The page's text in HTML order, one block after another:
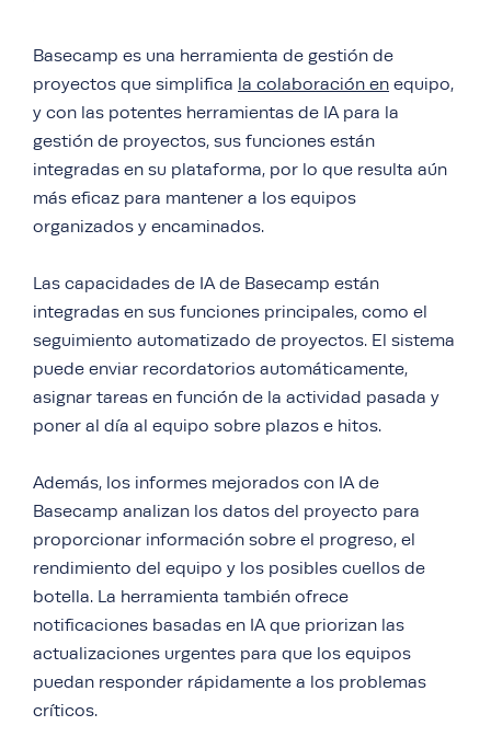
Basecamp es una herramienta de gestión de
proyectos que simplifica la colaboración en equipo,
y con las potentes herramientas de IA para la
gestión de proyectos, sus funciones están
integradas en su plataforma, por lo que resulta aún
más eficaz para mantener a los equipos
organizados y encaminados.
Las capacidades de IA de Basecamp están
integradas en sus funciones principales, como el
seguimiento automatizado de proyectos. El sistema
puede enviar recordatorios automáticamente,
asignar tareas en función de la actividad pasada y
poner al día al equipo sobre plazos e hitos.
Además, los informes mejorados con IA de
Basecamp analizan los datos del proyecto para
proporcionar información sobre el progreso, el
rendimiento del equipo y los posibles cuellos de
botella. La herramienta también ofrece
notificaciones basadas en IA que priorizan las
actualizaciones urgentes para que los equipos
puedan responder rápidamente a los problemas
críticos.